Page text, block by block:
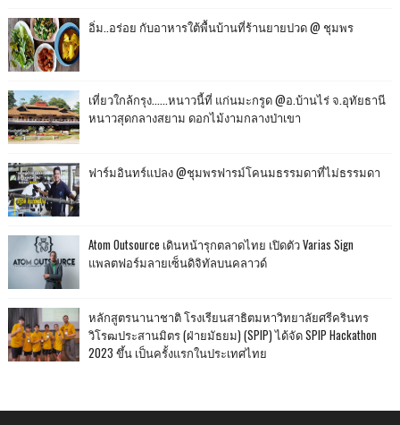
อิ่ม..อร่อย กับอาหารใต้พื้นบ้านที่ร้านยายปวด @ ชุมพร
เที่ยวใกล้กรุง......หนาวนี้ที่ แก่นมะกรูด @อ.บ้านไร่ จ.อุทัยธานี
หนาวสุดกลางสยาม ดอกไม้งามกลางป่าเขา
ฟาร์มอินทร์แปลง @ชุมพรฟารม์โคนมธรรมดาที่ไม่ธรรมดา
Atom Outsource เดินหน้ารุกตลาดไทย เปิดตัว Varias Sign
แพลตฟอร์มลายเซ็นดิจิทัลบนคลาวด์
หลักสูตรนานาชาติ โรงเรียนสาธิตมหาวิทยาลัยศรีครินทร
วิโรฒประสานมิตร (ฝ่ายมัธยม) (SPIP) ได้จัด SPIP Hackathon
2023 ขึ้น เป็นครั้งแรกในประเทศไทย